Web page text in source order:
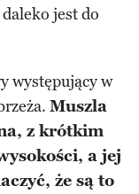
jest do
występujący w
Muszla
z krótkim
a jej
że są to